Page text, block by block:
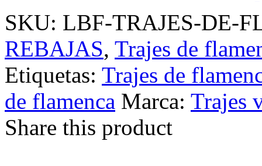
SKU: LBF-TRAJES-DE-
REBAJAS, Trajes de
Etiquetas: Trajes de
de flamenca Marca: Trajes
Share this product